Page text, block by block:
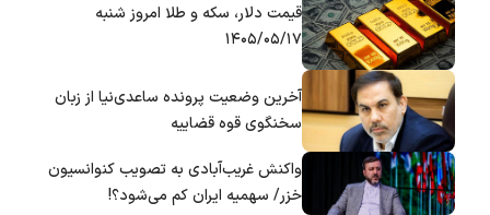
قیمت دلار، سکه و طلا امروز شنبه
۱۴۰۵/۰۵/۱۷
آخرین وضعیت پرونده ساعدی‌نیا از زبان
سخنگوی قوه قضاییه
واکنش غریب‌آبادی به تصویب کنوانسیون
خزر/ سهمیه ایران کم می‌شود؟!